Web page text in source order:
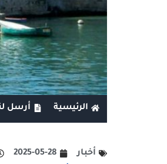
الرئيسية أرسل
أخبار 2025-05-28